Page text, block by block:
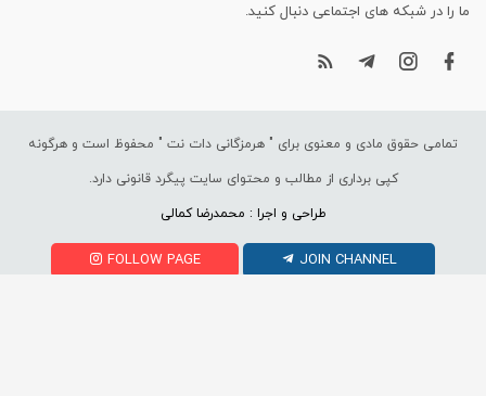
ما را در شبکه های اجتماعی دنبال کنید.
تمامی حقوق مادی و معنوی برای " هرمزگانی دات نت " محفوظ است و هرگونه
کپی برداری از مطالب و محتوای سایت پیگرد قانونی دارد.
طراحی و اجرا : محمدرضا کمالی
FOLLOW PAGE JOIN CHANNEL